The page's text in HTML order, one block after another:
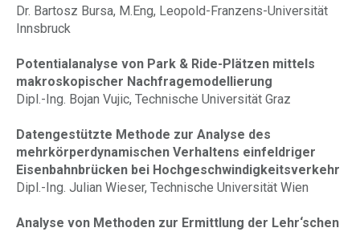
Dr. Bartosz Bursa, M.Eng, Leopold-Franzens-Universität
Innsbruck
Potentialanalyse von Park & Ride-Plätzen mittels
makroskopischer Nachfragemodellierung
Dipl.-Ing. Bojan Vujic, Technische Universität Graz
Datengestützte Methode zur Analyse des
mehrkörperdynamischen Verhaltens einfeldriger
Eisenbahnbrücken bei Hochgeschwindigkeitsverkehr
Dipl.-Ing. Julian Wieser, Technische Universität Wien
Analyse von Methoden zur Ermittlung der Lehr‘schen